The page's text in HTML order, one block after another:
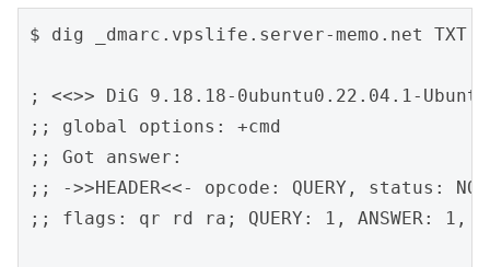
$ dig _dmarc.vpslife.server-memo.net TXT
; <<>> DiG 9.18.18-0ubuntu0.22.04.1-
;; global options: +cmd
;; Got answer:
;; ->>HEADER<<- opcode: QUERY, status:
;; flags: qr rd ra; QUERY: 1, ANSWER: 1,